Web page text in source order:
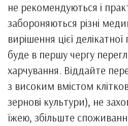
не рекомендуються і
забороняються різні
вирішення цієї
буде в першу чергу
харчування. Віддайте
з високим вмістом
зернові культури), не
їжею, збільште